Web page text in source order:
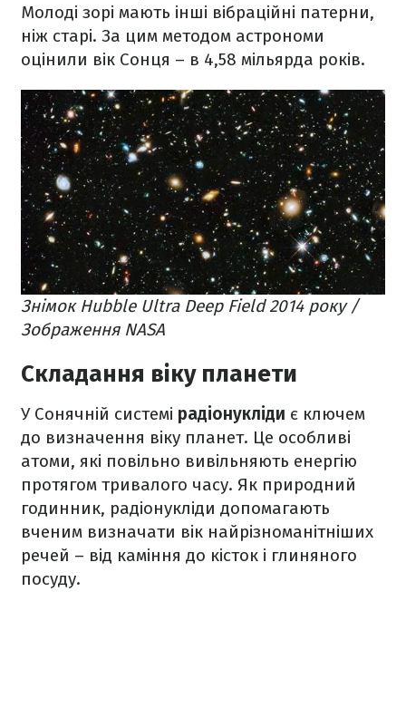
Молоді зорі мають інші вібраційні патерни,
ніж старі. За цим методом астрономи
оцінили вік Сонця – в 4,58 мільярда років.
Знімок Hubble Ultra Deep Field 2014 року /
Зображення NASA
Складання віку планети
У Сонячній системі радіонукліди є ключем
до визначення віку планет. Це особливі
атоми, які повільно вивільняють енергію
протягом тривалого часу. Як природний
годинник, радіонукліди допомагають
вченим визначати вік найрізноманітніших
речей – від каміння до кісток і глиняного
посуду.